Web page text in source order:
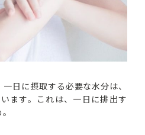
日に摂取する必要な水分は、
ます。これは、一日に排出す